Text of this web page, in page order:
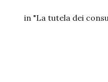
in "La tutela dei